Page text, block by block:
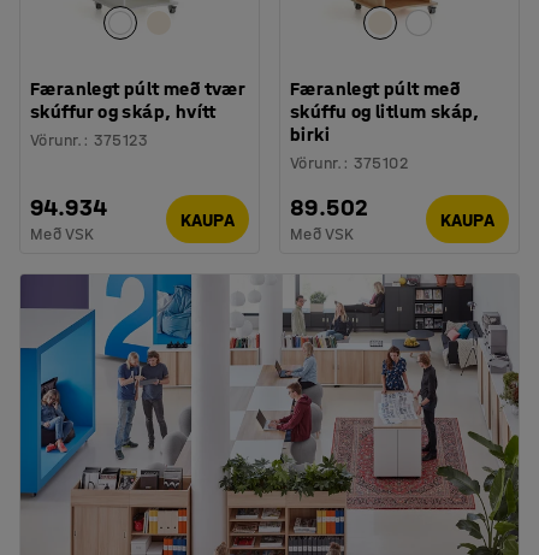
Færanlegt púlt með tvær
skúffur og skáp, hvítt
Vörunr. : 375123
94.934
Með VSK
KAUPA
Færanlegt púlt með
skúffu og litlum skáp,
birki
Vörunr. : 375102
89.502
Með VSK
KAUPA